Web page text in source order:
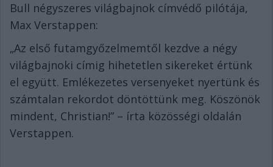
Bull négyszeres világbajnok címvédő pilótája,
Max Verstappen:
„Az első futamgyőzelmemtől kezdve a négy
világbajnoki címig hihetetlen sikereket értünk
el együtt. Emlékezetes versenyeket nyertünk és
számtalan rekordot döntöttünk meg. Köszönök
mindent, Christian!” – írta közösségi oldalán
Verstappen.